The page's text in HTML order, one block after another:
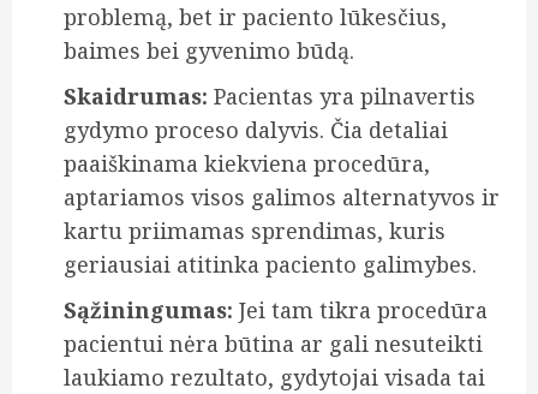
problemą, bet ir paciento lūkesčius,
baimes bei gyvenimo būdą.
Skaidrumas: Pacientas yra pilnavertis
gydymo proceso dalyvis. Čia detaliai
paaiškinama kiekviena procedūra,
aptariamos visos galimos alternatyvos ir
kartu priimamas sprendimas, kuris
geriausiai atitinka paciento galimybes.
Sąžiningumas: Jei tam tikra procedūra
pacientui nėra būtina ar gali nesuteikti
laukiamo rezultato, gydytojai visada tai